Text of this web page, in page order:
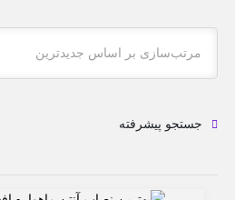
مرتب‌سازی بر اساس جدیدترین
جستجو پیشرفته